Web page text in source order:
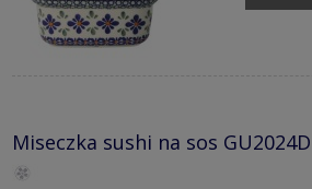
Miseczka sushi na sos